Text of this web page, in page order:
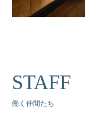
STAFF
働く仲間たち